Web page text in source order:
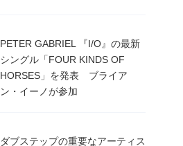
PETER GABRIEL 『I/O』の最新
シングル「FOUR KINDS OF
HORSES」を発表 ブライア
ン・イーノが参加
ダブステップの重要なアーティス